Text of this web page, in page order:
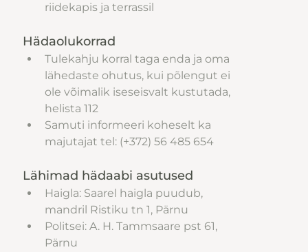
riidekapis ja terrassil
Hädaolukorrad
Tulekahju korral taga enda ja oma
lähedaste ohutus, kui põlengut ei
ole võimalik iseseisvalt kustutada,
helista 112
Samuti informeeri koheselt ka
majutajat tel: (+372) 56 485 654
Lähimad hädaabi asutused
Haigla: Saarel haigla puudub,
mandril Ristiku tn 1, Pärnu
Politsei: A. H. Tammsaare pst 61,
Pärnu